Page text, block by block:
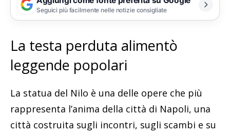
Seguici più facilmente nelle notizie consigliate
La testa perduta alimentò
leggende popolari
La statua del Nilo è una delle opere che più
rappresenta l’anima della città di Napoli, una
città costruita sugli incontri, sugli scambi e su